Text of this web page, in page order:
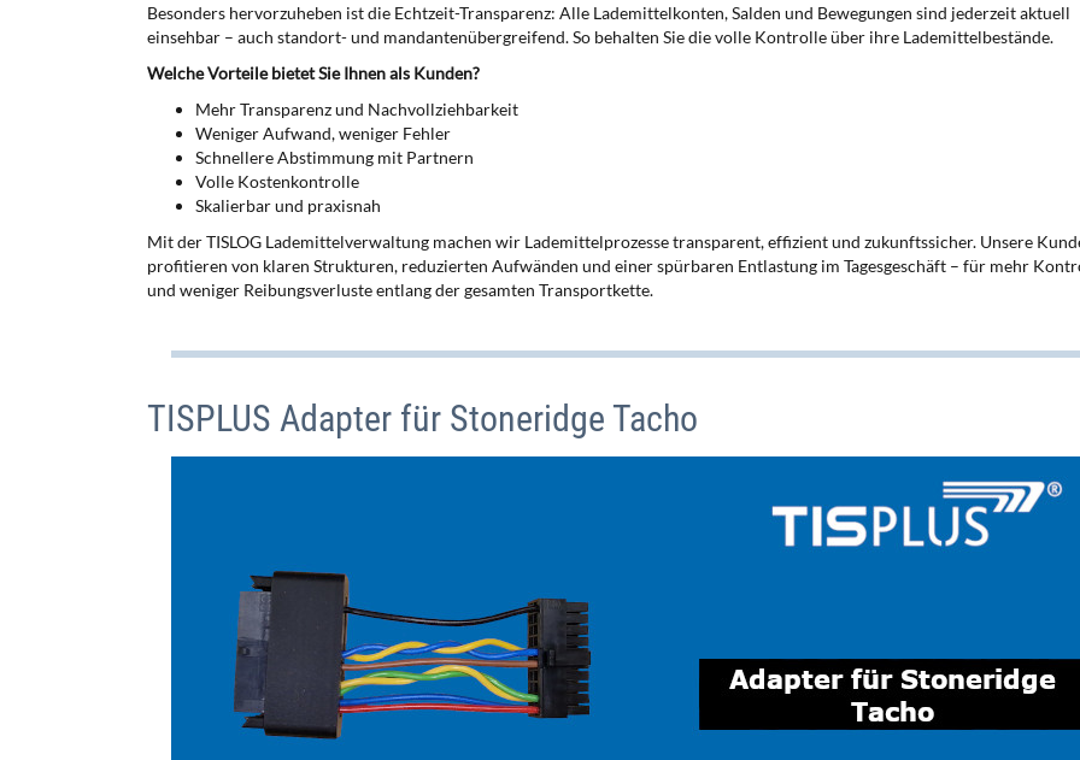
Besonders hervorzuheben ist die Echtzeit-Transparenz: Alle Lademittelkonten, Salden und Bewegungen sind jederzeit aktuell
einsehbar – auch standort- und mandantenübergreifend. So behalten Sie die volle Kontrolle über ihre Lademittelbestände.
Welche Vorteile bietet Sie Ihnen als Kunden?
Mehr Transparenz und Nachvollziehbarkeit
Weniger Aufwand, weniger Fehler
Schnellere Abstimmung mit Partnern
Volle Kostenkontrolle
Skalierbar und praxisnah
Mit der TISLOG Lademittelverwaltung machen wir Lademittelprozesse transparent, effizient und zukunftssicher. Unsere
profitieren von klaren Strukturen, reduzierten Aufwänden und einer spürbaren Entlastung im Tagesgeschäft – für mehr
und weniger Reibungsverluste entlang der gesamten Transportkette.
TISPLUS Adapter für Stoneridge Tacho